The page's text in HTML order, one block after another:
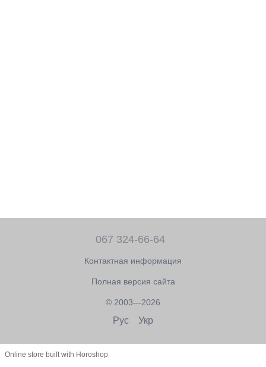
067 324-66-64
Контактная информация
Полная версия сайта
© 2003—2026
Рус Укр
Online store built with Horoshop